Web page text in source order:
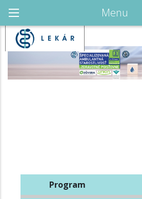
Menu
Program